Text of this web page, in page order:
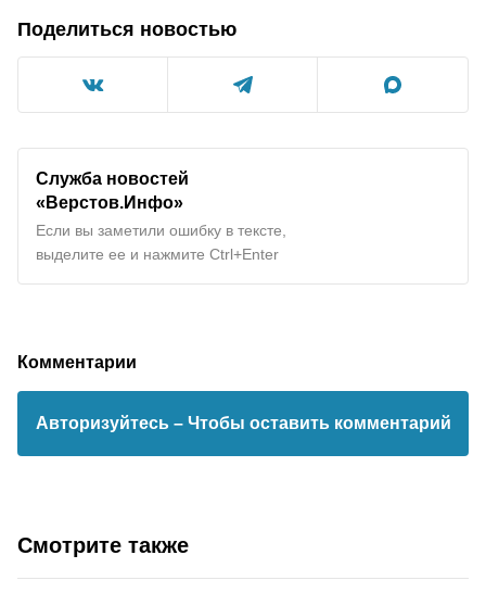
Поделиться новостью
Служба новостей
«Верстов.Инфо»
Если вы заметили ошибку в тексте,
выделите ее и нажмите Ctrl+Enter
Комментарии
Авторизуйтесь – Чтобы оставить комментарий
Смотрите также